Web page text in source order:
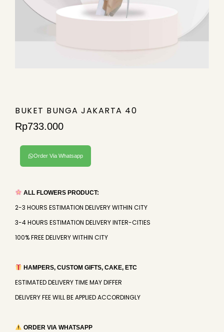
BUKET BUNGA JAKARTA 40
Rp733.000
Order Via Whatsapp
ALL FLOWERS PRODUCT:
2-3 HOURS ESTIMATION DELIVERY WITHIN CITY
3-4 HOURS ESTIMATION DELIVERY INTER-CITIES
100% FREE DELIVERY WITHIN CITY
HAMPERS, CUSTOM GIFTS, CAKE, ETC
ESTIMATED DELIVERY TIME MAY DIFFER
DELIVERY FEE WILL BE APPLIED ACCORDINGLY
ORDER VIA WHATSAPP